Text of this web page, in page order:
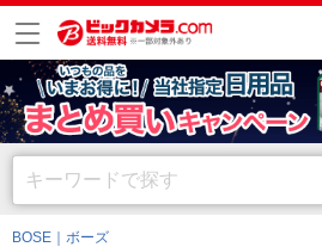
BOSE｜ボーズ